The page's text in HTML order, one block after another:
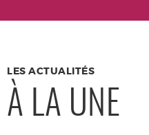
LES ACTUALITÉS
À LA UNE